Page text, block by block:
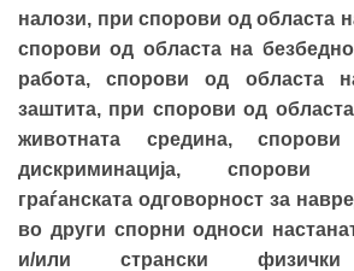
налози, при спорови од областа
спорови од областа на
работа, спорови од областа
заштита, при спорови од
животната средина,
дискриминација,
граѓанската одговорност за
во други спорни односи
и/или странски